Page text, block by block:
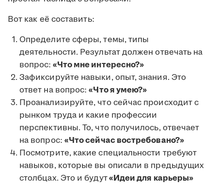
Вот как её составить:
Определите сферы, темы, типы
деятельности. Результат должен отвечать на
вопрос: «Что мне интересно?»
Зафиксируйте навыки, опыт, знания. Это
ответ на вопрос:«Что я умею?»
Проанализируйте, что сейчас происходит с
рынком труда и какие профессии
перспективны. То, что получилось, отвечает
на вопрос: «Что сейчас востребовано?»
Посмотрите, какие специальности требуют
навыков, которые вы описали в предыдущих
столбцах. Это и будут«Идеи для карьеры»